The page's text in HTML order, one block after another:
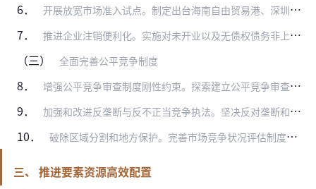
6． 开展放宽市场准入试点。制定出台海南自由贸易港、深圳建设中国特色社会主义先行示范区、横琴粤澳深度合作区放宽市场准入特别措施。选择符合条件的地区开展放宽市场准入试点…
7． 推进企业注销便利化。实施对未开业以及无债权债务非上市企业、个体工商户实行简易注销程序。完善企业注销网上服务平台，优化注销办理流程。建立企业破产案件简化审理模式，…
（三） 全面完善公平竞争制度
8． 增强公平竞争审查制度刚性约束。探索建立公平竞争审查举报处理和回应机制，及时核查举报涉及的问题。健全公平竞争审查机制，进一步明确和细化纳入审查范围的政策措施类别。…
9． 加强和改进反垄断与反不正当竞争执法。坚决反对垄断和不正当竞争行为。制定原料药等专项领域反垄断指南、豁免制度适用指南，出台实施企业境外反垄断合规指引。推动完善平台…
10． 破除区域分割和地方保护。完善市场竞争状况评估制度。鼓励各地区构建跨区域的统一市场准入服务系统，统一身份实名认证互认、统一名称自主申报行业字词库、统一企业经营范围…
三、 推进要素资源高效配置